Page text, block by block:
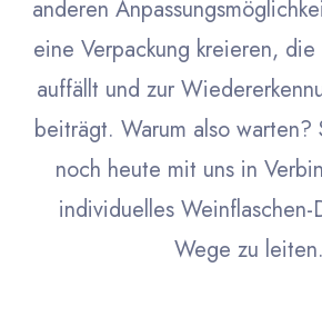
anderen
eine Verpackung kreieren,
auffällt und zur
beiträgt. Warum also warten?
noch heute mit uns in
individuelles
Wege zu leiten.